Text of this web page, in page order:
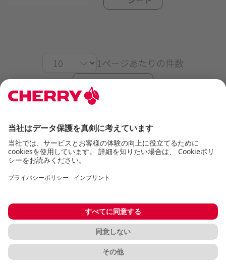
1ページあたりの件数
CSVエクスポート
CHERRYワールドからのニュースと情報
供給源
販売代理店・再販業者
CHERRY Shop EU
CHERRY Shop DE
CHERRY Shop FR